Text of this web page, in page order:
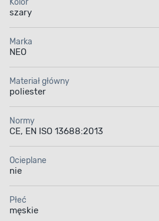
Kolor
szary
Marka
NEO
Materiał główny
poliester
Normy
CE, EN ISO 13688:2013
Ocieplane
nie
Płeć
męskie